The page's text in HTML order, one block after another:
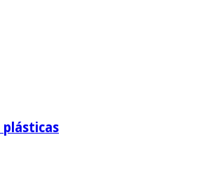
plásticas